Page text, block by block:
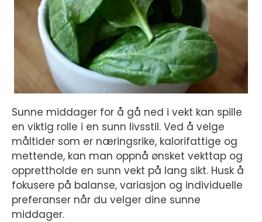
Sunne middager for å gå ned i vekt kan spille
en viktig rolle i en sunn livsstil. Ved å velge
måltider som er næringsrike, kalorifattige og
mettende, kan man oppnå ønsket vekttap og
opprettholde en sunn vekt på lang sikt. Husk å
fokusere på balanse, variasjon og individuelle
preferanser når du velger dine sunne
middager.